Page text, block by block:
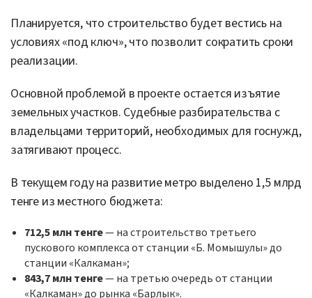
Планируется, что строительство будет вестись на
условиях «под ключ», что позволит сократить сроки
реализации.
Основной проблемой в проекте остается изъятие
земельных участков. Судебные разбирательства с
владельцами территорий, необходимых для госнужд,
затягивают процесс.
В текущем году на развитие метро выделено 1,5 млрд
тенге из местного бюджета:
712,5 млн тенге— на строительство третьего
пускового комплекса от станции «Б. Момышулы» до
станции «Калкаман»;
843,7 млн тенге— на третью очередь от станции
«Калкаман» до рынка «Барлык».